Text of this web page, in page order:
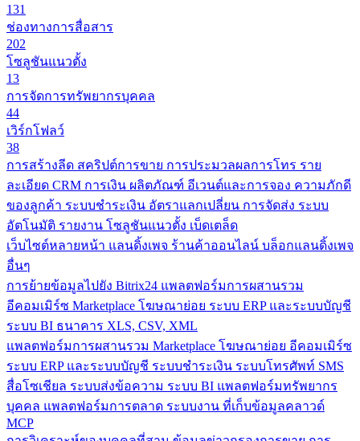
131
ช่องทางการสื่อสาร
202
โซลูชันแนวตั้ง
13
การจัดการทรัพยากรบุคคล
44
เวิร์กโฟลว์
38
การสร้างลีด สคริปต์การขาย การประมวลผลการโทร ราย
ละเอียด CRM การเงิน ผลิตภัณฑ์ อีเวนต์และการจอง ความภักดี
ของลูกค้า ระบบชำระเงิน อัตราแลกเปลี่ยน การจัดส่ง ระบบ
อัตโนมัติ รายงาน โซลูชันแนวตั้ง เบ็ดเตล็ด
เว็บไซต์หลายหน้า แลนดิ้งเพจ ร้านค้าออนไลน์ บล็อกแลนดิ้งเพจ
อื่นๆ
การย้ายข้อมูลไปยัง Bitrix24 แพลตฟอร์มการผสานรวม
อีคอมเมิร์ซ Marketplace โฆษณาย่อย ระบบ ERP และระบบบัญชี
ระบบ BI ธนาคาร XLS, CSV, XML
แพลตฟอร์มการผสานรวม Marketplace โฆษณาย่อย อีคอมเมิร์ซ
ระบบ ERP และระบบบัญชี ระบบชำระเงิน ระบบโทรศัพท์ SMS
สื่อโซเชียล ระบบส่งข้อความ ระบบ BI แพลตฟอร์มทรัพยากร
บุคคล แพลตฟอร์มการตลาด ระบบงาน ที่เก็บข้อมูลคลาวด์
MCP